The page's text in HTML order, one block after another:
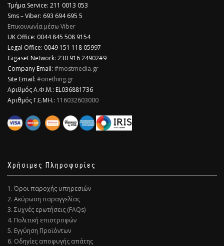
Τμήμα Service: 211 0013 053
Sms – Viber: 693 694 695 5
Επικοινωνία μέσω Viber
​UK Office: 0044 845 508 9154
Legal Office: 0049 151 118 05997
Gigaset Network: 230 916 24902#9
Company Email: #mostmedia.gr
Site Email: #onething.gr
Αριθμός Α.Φ.Μ.: EL036881736
Αριθμός Γ.Ε.ΜΗ.: 116032603000
Χρήσιμες Πληροφορίες
1. Όροι παροχής υπηρεσιών
2. Ακύρωση παραγγελίας
3. Συχνές ερωτήσεις (FAQs)
4. Πολιτική επιστροφών
5. Εγγύηση Προϊόντων
6. Οδηγίες αποφυγής απάτης